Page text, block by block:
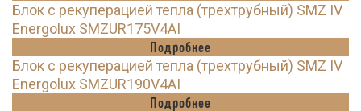
Блок с рекуперацией тепла (трехтрубный) SMZ IV
Energolux SMZUR175V4AI
Подробнее
Блок с рекуперацией тепла (трехтрубный) SMZ IV
Energolux SMZUR190V4AI
Подробнее